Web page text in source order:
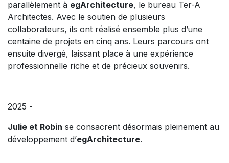
parallèlement à egArchitecture, le bureau Ter-A
Architectes. Avec le soutien de plusieurs
collaborateurs, ils ont réalisé ensemble plus d’une
centaine de projets en cinq ans. Leurs parcours ont
ensuite divergé, laissant place à une expérience
professionnelle riche et de précieux souvenirs.
2025 -
Julie et Robin se consacrent désormais pleinement au
développement d’egArchitecture.